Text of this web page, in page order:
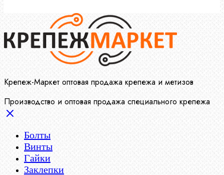
Крепеж-Маркет оптовая продажа крепежа и метизов
Производство и оптовая продажа специального крепежа
Болты
Винты
Гайки
Заклепки